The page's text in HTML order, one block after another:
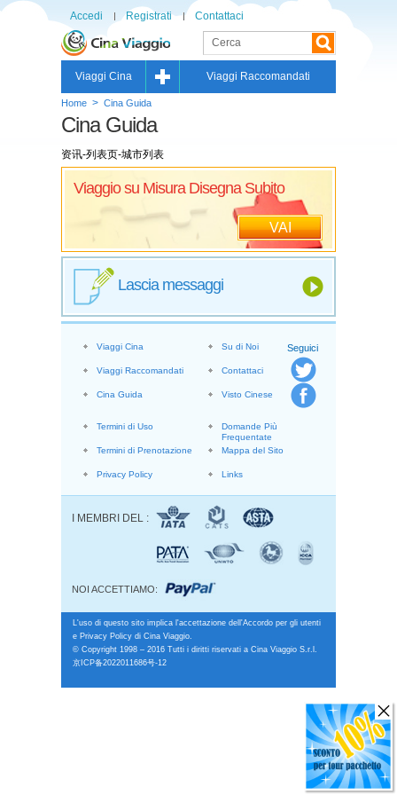
Accedi Registrati Contattaci
Viaggi Cina Viaggi Raccomandati
Home > Cina Guida
Cina Guida
资讯-列表页-城市列表
Viaggio su Misura Disegna Subito
VAI
Lascia messaggi
Seguici
Viaggi Cina
Viaggi Raccomandati
Cina Guida
Su di Noi
Contattaci
Visto Cinese
Termini di Uso
Termini di Prenotazione
Privacy Policy
Domande Più
Frequentate
Mappa del Sito
Links
I MEMBRI DEL :
NOI ACCETTIAMO:
L'uso di questo sito implica l'accettazione dell'Accordo per gli utenti
e Privacy Policy di Cina Viaggio.
© Copyright 1998 – 2016 Tutti i diritti riservati a Cina Viaggio S.r.l.
京ICP备2022011686号-12